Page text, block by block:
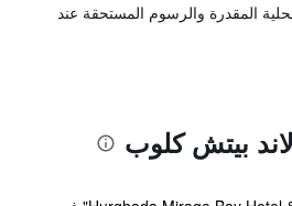
المقدرة والرسوم المستحقة عند
بيتش كلوب